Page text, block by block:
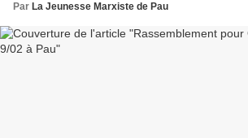
Par La Jeunesse Marxiste de Pau